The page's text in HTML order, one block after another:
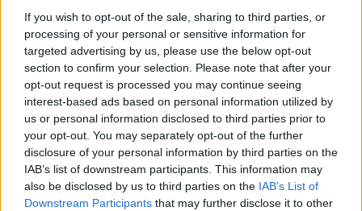
If you wish to opt-out of the sale, sharing to third parties, or
processing of your personal or sensitive information for
targeted advertising by us, please use the below opt-out
section to confirm your selection. Please note that after your
opt-out request is processed you may continue seeing
interest-based ads based on personal information utilized by
us or personal information disclosed to third parties prior to
your opt-out. You may separately opt-out of the further
disclosure of your personal information by third parties on the
IAB’s list of downstream participants. This information may
also be disclosed by us to third parties on the IAB’s List of
Downstream Participants that may further disclose it to other
due partite ed è quella che rischia di più. La Roma invece ha
l'incognita derby, che è sempre una partita a sé. La Juventus
infine ha la Fiorentina in una sfida sentitissima, senza
dimenticare che all'ultima giornata i bianconeri avranno proprio
la stracittadina con il Torino".